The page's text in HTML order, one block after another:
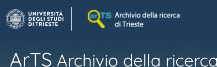
ArTS Archivio della